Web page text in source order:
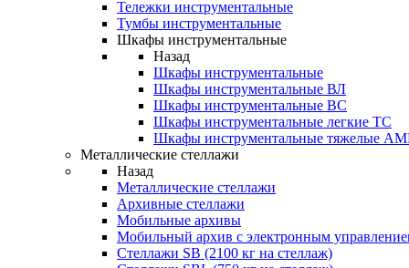
Тележки инструментальные
Тумбы инструментальные
Шкафы инструментальные
Назад
Шкафы инструментальные
Шкафы инструментальные ВЛ
Шкафы инструментальные ВС
Шкафы инструментальные легкие ТС
Шкафы инструментальные тяжелые
Металлические стеллажи
Назад
Металлические стеллажи
Архивные стеллажи
Мобильные архивы
Мобильный архив с электронным
Стеллажи SB (2100 кг на стеллаж)